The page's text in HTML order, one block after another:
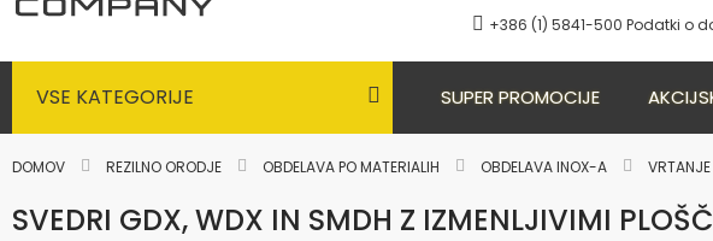
+386 (1) 5841-500 Podatki o
VSE KATEGORIJE
NOVO
SUPER PROMOCIJE
DOMOV REZILNO ORODJE OBDELAVA PO MATERIALIH OBDELAVA INOX-A VRTANJE
SVEDRI GDX, WDX IN SMDH Z IZMENLJIVIMI